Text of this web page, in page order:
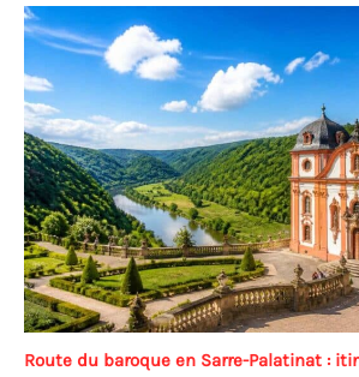
Route du baroque en Sarre-Palatinat :